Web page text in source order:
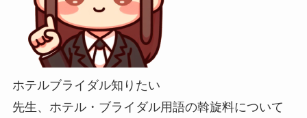
ホテルブライダル知りたい
先生、ホテル・ブライダル用語の斡旋料について